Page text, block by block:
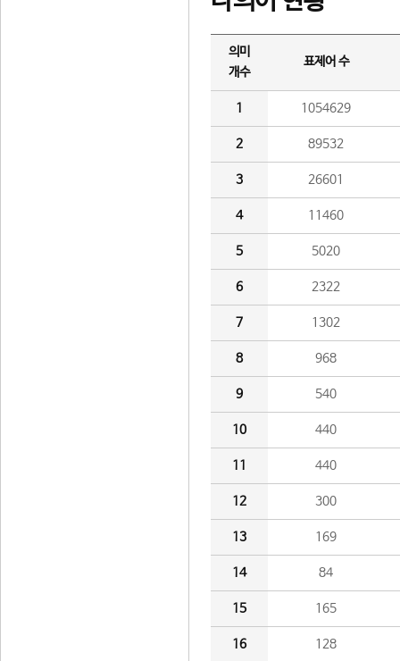
의미
개수
표제어 수
1 1054629
2 89532
3 26601
4 11460
5 5020
6 2322
7 1302
8 968
9 540
10 440
11 440
12 300
13 169
14 84
15 165
16 128